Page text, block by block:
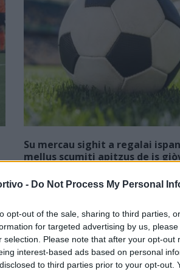
- Do Not Process My Personal
opt-out of the sale, sharing to third parties,
for targeted advertising by us,
selection. Please note that after your opt-out
interest-based ads based on personal
to third parties prior to your opt-out.
Su mercau sighit a regalai
mellus scumiti apitzus de is
cosa mellus po cuncodrai sa
E duncas, a cantu parrit, de su chi ndi
megu a brullai, est bastanti craru,
nci dda eus fata, po ddu narai diaici puru,
spundi (po…